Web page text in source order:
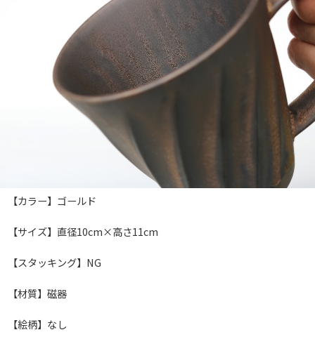
【カラー】ゴールド
【サイズ】直径10cm×高さ11cm
【スタッキング】NG
【材質】磁器
【絵柄】なし